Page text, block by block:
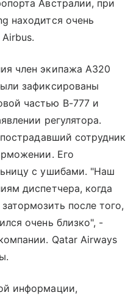
Австралии, при
находится очень
член экипажа A320
зафиксированы
частью B-777 и
регулятора.
сотрудник
Его
с ушибами. "Наш
диспетчера, когда
после того,
очень близко", -
Qatar Airways
информации,